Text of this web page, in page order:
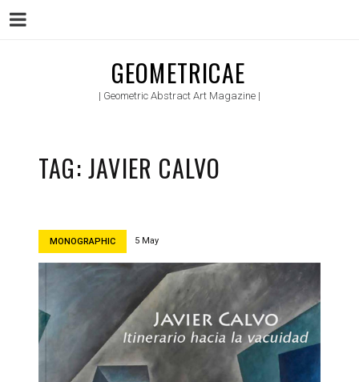
GEOMETRICAE
| Geometric Abstract Art Magazine |
TAG:JAVIER CALVO
MONOGRAPHIC 5 May
Menu